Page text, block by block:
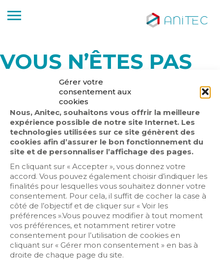
Gérer votre
consentement aux
cookies
Nous, Anitec, souhaitons vous offrir la meilleure
expérience possible de notre site Internet. Les
technologies utilisées sur ce site génèrent des
cookies afin d’assurer le bon fonctionnement du
site et de personnaliser l’affichage des pages.
En cliquant sur « Accepter », vous donnez votre
accord. Vous pouvez également choisir d’indiquer les
finalités pour lesquelles vous souhaitez donner votre
consentement. Pour cela, il suffit de cocher la case à
côté de l’objectif et de cliquer sur « Voir les
préférences ».Vous pouvez modifier à tout moment
vos préférences, et notamment retirer votre
consentement pour l’utilisation de cookies en
cliquant sur « Gérer mon consentement » en bas à
droite de chaque page du site.
VOUS N’ÊTES PAS
AUTORISÉ POUR
AVOIR ACCÈS À CES
INFORMATIONS.
Veuillez vous identifier ou adhérer à Anitec pour
accéder à ce contenu.
Pour plus de renseignements :
Voir ici